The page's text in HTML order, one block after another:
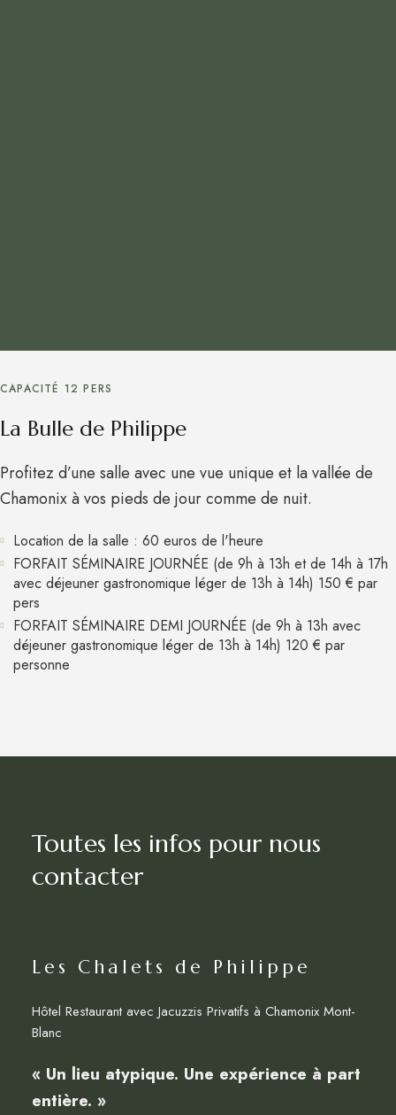
CAPACITÉ 12 PERS
La Bulle de Philippe
Profitez d’une salle avec une vue unique et la vallée de
Chamonix à vos pieds de jour comme de nuit.
Location de la salle : 60 euros de l'heure
FORFAIT SÉMINAIRE JOURNÉE (de 9h à 13h et de 14h à 17h
avec déjeuner gastronomique léger de 13h à 14h) 150 € par
pers
FORFAIT SÉMINAIRE DEMI JOURNÉE (de 9h à 13h avec
déjeuner gastronomique léger de 13h à 14h) 120 € par
personne
Toutes les infos pour nous
contacter
Les Chalets de Philippe
Hôtel Restaurant avec Jacuzzis Privatifs à Chamonix Mont-
Blanc
« Un lieu atypique. Une expérience à part
entière. »